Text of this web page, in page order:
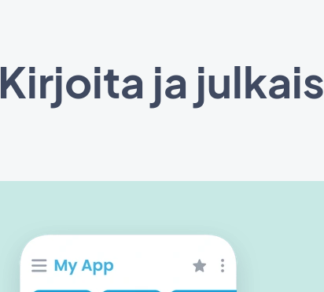
Kirjoita ja